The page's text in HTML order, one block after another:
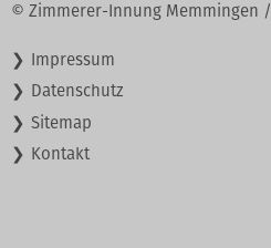
© Zimmerer-Innung Memmingen
Navigation
überspringen
Impressum
Datenschutz
Sitemap
Kontakt